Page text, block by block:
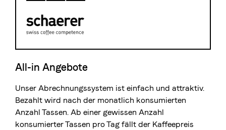
All-in Angebote
Unser Abrechnungssystem ist einfach und attraktiv.
Bezahlt wird nach der monatlich konsumierten
Anzahl Tassen. Ab einer gewissen Anzahl
konsumierter Tassen pro Tag fällt der Kaffeepreis